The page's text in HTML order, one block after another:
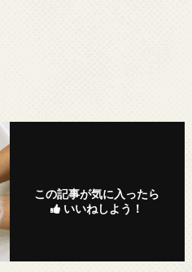
この記事が気に入ったら
いいねしよう！